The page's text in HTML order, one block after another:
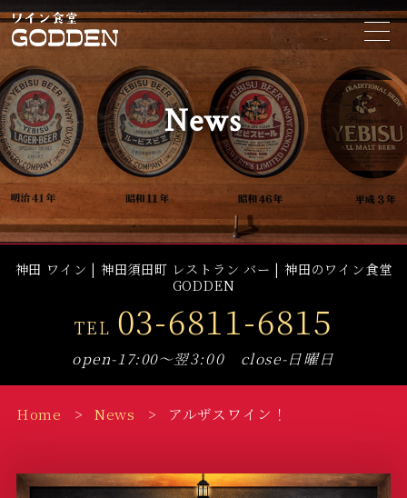
t
o
g
l
e
n
a
v
i
g
a
i
o
n
News
神田 ワイン | 神田須田町 レストラン バー | 神田のワイン食堂
GODDEN
TEL 03-6811-6815
open-17:00～翌3:00 close-日曜日
Home News アルザスワイン！